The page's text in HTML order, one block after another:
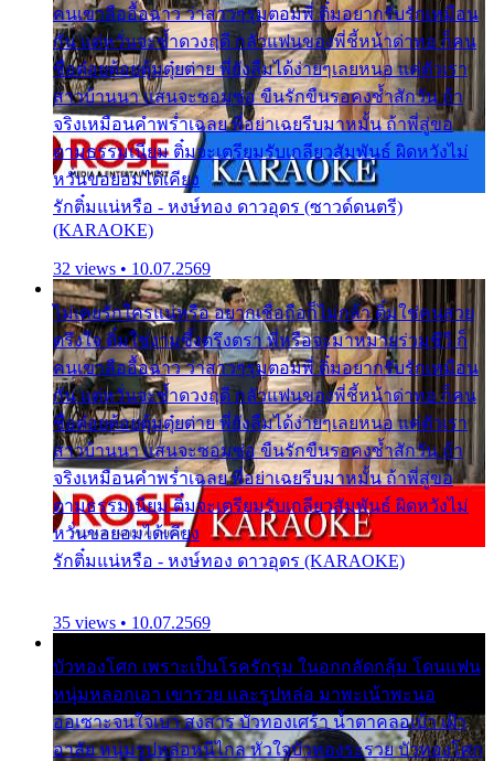
คนเขาลืออื้อฉาว ว่าสาวๆรุมตอมพี่ ติ๋มอยากรับรักเหมือน
กัน แต่หวั่นจะช้ำดวงฤดี กลัวแฟนของพี่ชี้หน้าด่าทอ ก็คน
ชื่อต๋อยต้อยตุ้มตุ๋ยต่าย พี่ยังลืมได้ง่ายๆเลยหนอ แค่ตัวเรา
สาวบ้านนา แสนจะซอมซ่อ ขืนรักขืนรอคงช้ำสักวัน ถ้า
จริงเหมือนคำพร่ำเฉลย พี่อย่าเฉยรีบมาหมั้น ถ้าพี่สู่ขอ
ตามธรรมเนียม ติ๋มจะเตรียมรับเกลียวสัมพันธ์ ผิดหวังไม่
หวั่นขอยอมได้เคียง
รักติ๋มแน่หรือ - หงษ์ทอง ดาวอุดร (ซาวด์ดนตรี)
(KARAOKE)
32 views • 10.07.2569
ไม่เคยรักใครแน่หรือ อยากเชื่อถือก็ไม่กล้า ติ๋มใช่คนสวย
ตรึงใจ ติ๋มใช่งามซึ้งตรึงตรา พี่หรือจะมาหมายร่วมชีวี ก็
คนเขาลืออื้อฉาว ว่าสาวๆรุมตอมพี่ ติ๋มอยากรับรักเหมือน
กัน แต่หวั่นจะช้ำดวงฤดี กลัวแฟนของพี่ชี้หน้าด่าทอ ก็คน
ชื่อต๋อยต้อยตุ้มตุ๋ยต่าย พี่ยังลืมได้ง่ายๆเลยหนอ แค่ตัวเรา
สาวบ้านนา แสนจะซอมซ่อ ขืนรักขืนรอคงช้ำสักวัน ถ้า
จริงเหมือนคำพร่ำเฉลย พี่อย่าเฉยรีบมาหมั้น ถ้าพี่สู่ขอ
ตามธรรมเนียม ติ๋มจะเตรียมรับเกลียวสัมพันธ์ ผิดหวังไม่
หวั่นขอยอมได้เคียง
รักติ๋มแน่หรือ - หงษ์ทอง ดาวอุดร (KARAOKE)
35 views • 10.07.2569
บัวทองโศก เพราะเป็นโรครักรุม ในอกกลัดกลุ้ม โดนแฟน
หนุ่มหลอกเอา เขารวย และรูปหล่อ มาพะเน้าพะนอ
ออเซาะจนใจเบา สงสาร บัวทองเศร้า น้ำตาคลอเบ้า เฝ้า
อาลัย หนุ่มรูปหล่อหนีไกล หัวใจบัวทองระรวย บัวทองโศก